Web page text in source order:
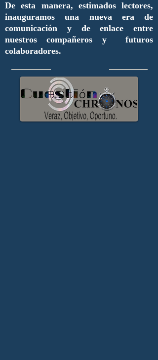
De esta manera, estimados lectores,
inauguramos una nueva era de
comunicación y de enlace entre
nuestros compañeros y futuros
colaboradores.